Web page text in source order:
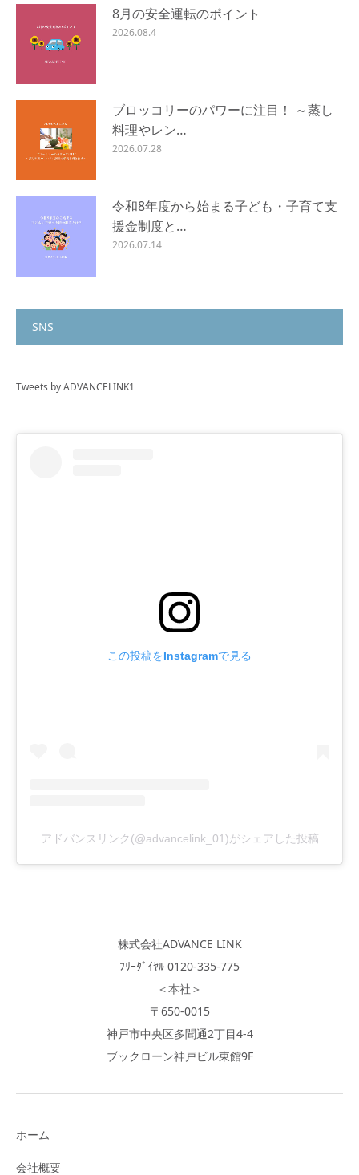
8月の安全運転のポイント
2026.08.4
ブロッコリーのパワーに注目！ ～蒸し
料理やレン…
2026.07.28
令和8年度から始まる子ども・子育て支
援金制度と…
2026.07.14
SNS
Tweets by ADVANCELINK1
この投稿をInstagramで見る
アドバンスリンク(@advancelink_01)がシェアした投稿
株式会社ADVANCE LINK
ﾌﾘｰﾀﾞｲﾔﾙ 0120-335-775
＜本社＞
〒650-0015
神戸市中央区多聞通2丁目4-4
ブックローン神戸ビル東館9F
ホーム
会社概要